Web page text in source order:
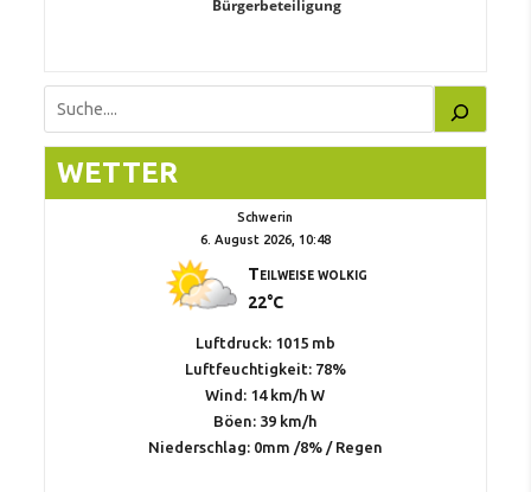
Bürgerbeteiligung
Suchen
WETTER
Schwerin
6. August 2026, 10:48
Teilweise wolkig
22°C
Luftdruck: 1015 mb
Luftfeuchtigkeit: 78%
Wind: 14 km/h W
Böen: 39 km/h
Niederschlag: 0mm /8%/ Regen